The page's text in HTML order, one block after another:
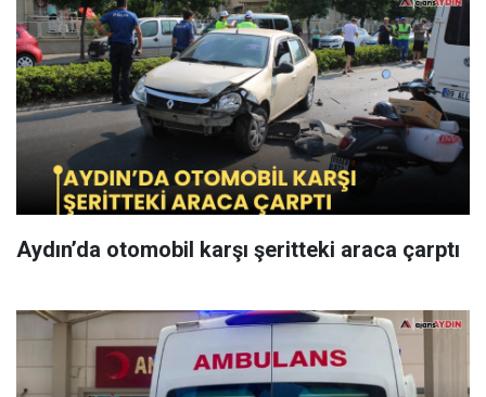
Aydın’da otomobil karşı şeritteki araca çarptı